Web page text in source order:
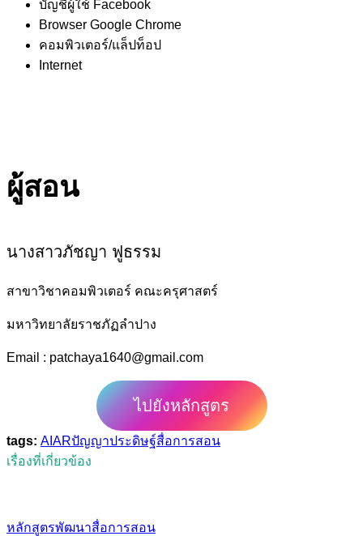
บัญชีผู้ใช้ Facebook
Browser Google Chrome
คอมพิวเตอร์/แล็ปท็อป
Internet
ผู้สอน
นางสาวภัชญา ฟูธรรม
สาขาวิชาคอมพิวเตอร์ คณะครุศาสตร์
มหาวิทยาลัยราชภัฏลำปาง
Email : patchaya1640@gmail.com
ไปยังหลักสูตร
tags: AI ARปัญญาประดิษฐ์สื่อการสอน
เรื่องที่เกี่ยวข้อง
หลักสูตรพัฒนาสื่อการสอน